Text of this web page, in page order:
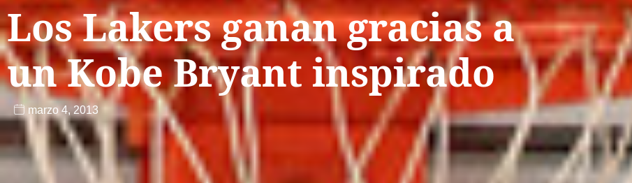
Los Lakers ganan gracias a
un Kobe Bryant inspirado
marzo 4, 2013